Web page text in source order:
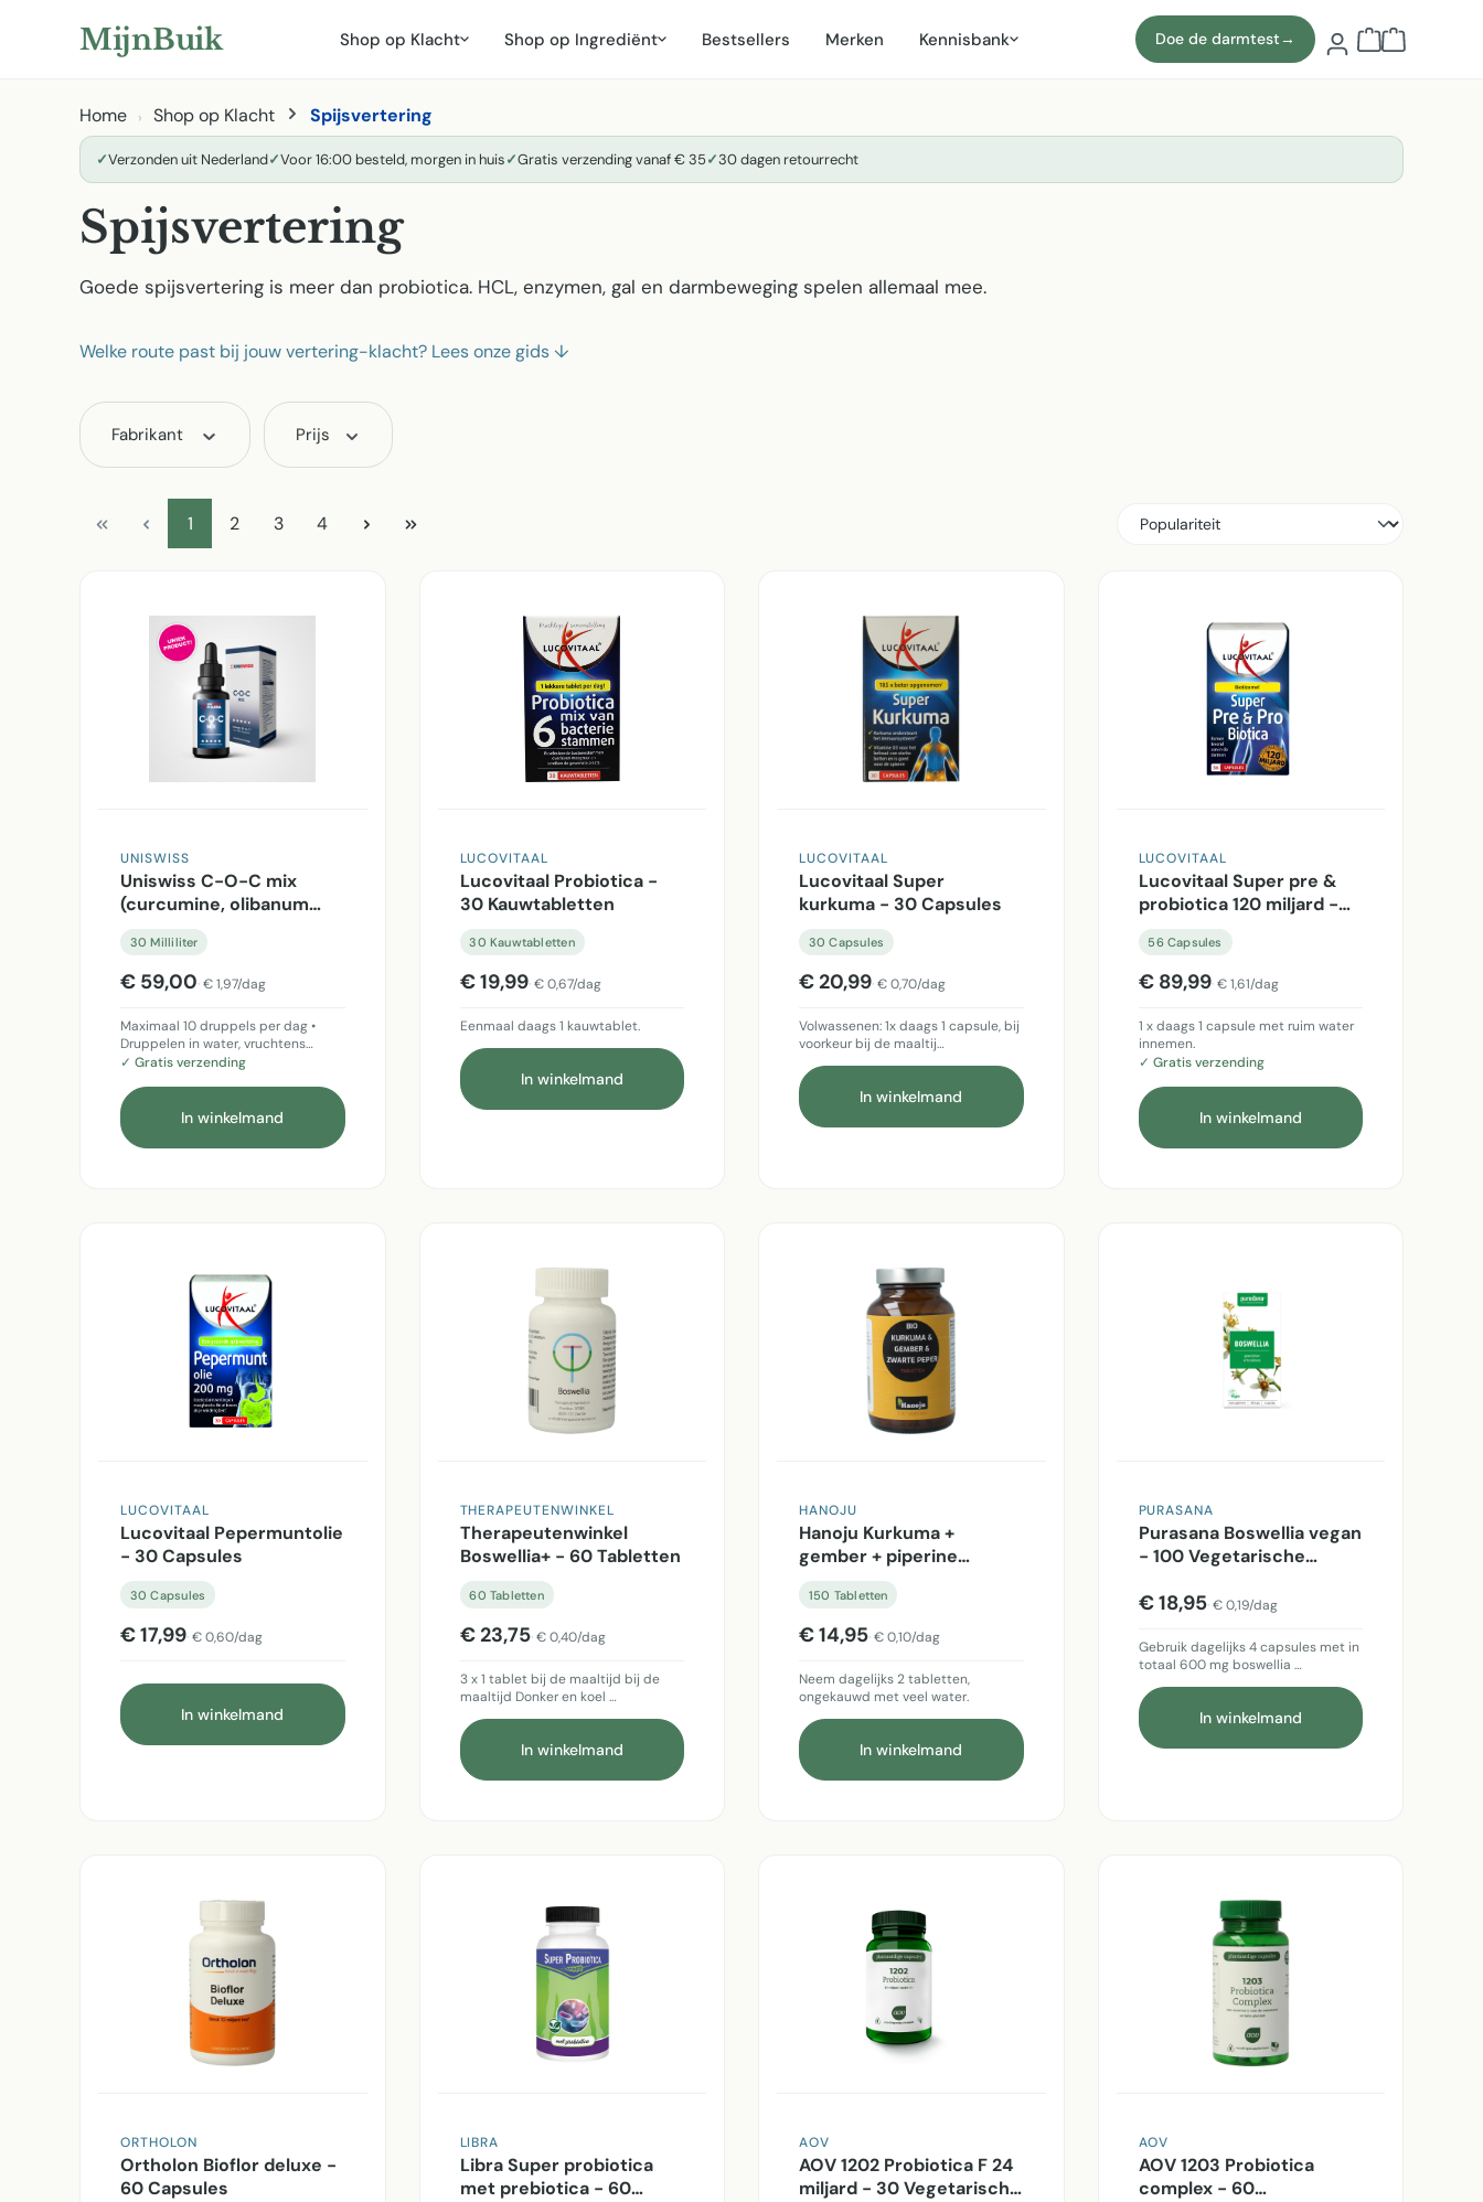
hoofdinhoud
Naar zoeken
Naar hoofdnavigatie
MijnBuik Shop op Klacht Shop op Ingrediënt Bestsellers Merken Kennisbank Doe de darmtest→
Home Shop op Klacht Spijsvertering
✓Verzonden uit Nederland✓Voor 16:00 besteld, morgen in huis✓Gratis verzending vanaf € 35✓30 dagen retourrecht
Spijsvertering
Goede spijsvertering is meer dan probiotica. HCL, enzymen, gal en darmbeweging spelen allemaal mee.
Welke route past bij jouw vertering-klacht? Lees onze gids ↓
Fabrikant Prijs
Pagina
1 Pagina
2 Pagina
3 Pagina
4
UNISWISS
Uniswiss C-O-C mix
(curcumine, olibanum
Milliliter
30 Milliliter
€ 59,00 € 1,97/dag
Maximaal 10 druppels per dag •
Druppelen in water, vruchtens…
✓ Gratis verzending
In winkelmand
LUCOVITAAL
Lucovitaal Probiotica -
30 Kauwtabletten
30 Kauwtabletten
€ 19,99 € 0,67/dag
Eenmaal daags 1 kauwtablet.
In winkelmand
LUCOVITAAL
Lucovitaal Super
kurkuma - 30 Capsules
30 Capsules
€ 20,99 € 0,70/dag
Volwassenen: 1x daags 1 capsule, bij
voorkeur bij de maaltij…
In winkelmand
LUCOVITAAL
Lucovitaal Super pre &
probiotica 120 miljard -
56 Capsules
€ 89,99 € 1,61/dag
1 x daags 1 capsule met ruim water
innemen.
✓ Gratis verzending
In winkelmand
LUCOVITAAL
Lucovitaal Pepermuntolie
- 30 Capsules
30 Capsules
€ 17,99 € 0,60/dag
In winkelmand
THERAPEUTENWINKEL
Therapeutenwinkel
Boswellia+ - 60 Tabletten
60 Tabletten
€ 23,75 € 0,40/dag
3 x 1 tablet bij de maaltijd bij de
maaltijd Donker en koel …
In winkelmand
HANOJU
Hanoju Kurkuma +
gember + piperine
150 Tabletten
€ 14,95 € 0,10/dag
Neem dagelijks 2 tabletten,
ongekauwd met veel water.
In winkelmand
PURASANA
Purasana Boswellia vegan
- 100 Vegetarische
€ 18,95 € 0,19/dag
Gebruik dagelijks 4 capsules met in
totaal 600 mg boswellia …
In winkelmand
ORTHOLON
Ortholon Bioflor deluxe -
60 Capsules
LIBRA
Libra Super probiotica
met prebiotica - 60
AOV
AOV 1202 Probiotica F 24
miljard - 30 Vegetarische
AOV
AOV 1203 Probiotica
complex - 60